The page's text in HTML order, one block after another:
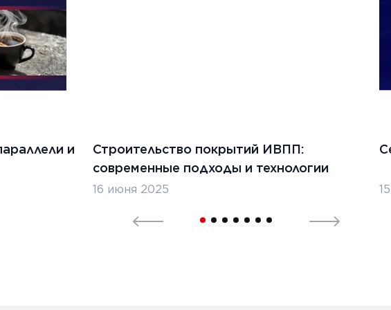
и
Строительство покрытий ИВПП:
современные подходы и технологии
16 июня 2025